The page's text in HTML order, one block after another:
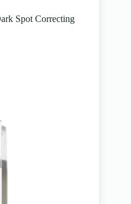
Spot Correcting